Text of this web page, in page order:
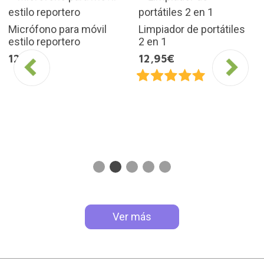
Micrófono para móvil
estilo reportero
12,95€
Limpiador de portátiles
2 en 1
12,95€
Ver más